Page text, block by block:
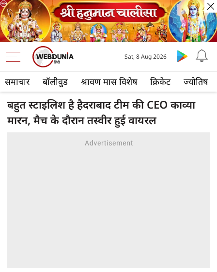
समाचार बॉलीवुड श्रावण मास विशेष क्रिकेट ज्योतिष
Sat, 8 Aug 2026
बहुत स्टाइलिश है हैदराबाद टीम की CEO काव्या
मारन, मैच के दौरान तस्वीर हुई वायरल